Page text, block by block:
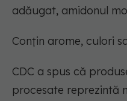
adăugat, amidonul
Conțin arome, culori
CDC a spus că
procesate reprezintă